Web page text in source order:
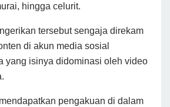
hingga celurit.
tersebut sengaja direkam
di akun media sosial
yang isinya didominasi oleh video
pengakuan di dalam